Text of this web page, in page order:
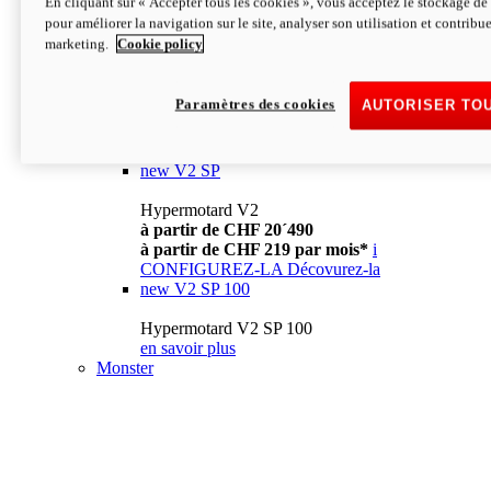
à partir de CHF 13´990 i
CONFIGUREZ-LA Décovurez-la
newV2
à partir de CHF 15´990
à partir de CHF 169 par mois* i
new V2 SP
Hypermotard V2
à partir de CHF 20´490
à partir de CHF 219 par mois* i
CONFIGUREZ-LA Décovurez-la
new V2 SP 100
Hypermotard V2 SP 100
en savoir plus
Monster
pour améliorer la navigation sur le site, analyser son utilisation et
marketing.
Cookie policy
AUTORISER
Paramètres des cookies